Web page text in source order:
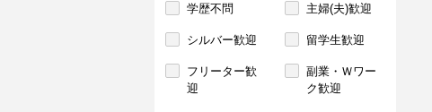
学歴不問 主婦(夫)歓迎
シルバー歓迎 留学生歓迎
フリーター歓
迎
副業・Ｗワー
ク歓迎